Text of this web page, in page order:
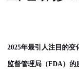
2025年最引人注目的
监督管理局（FDA）的